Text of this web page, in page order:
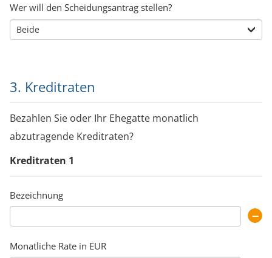
Wer will den Scheidungsantrag stellen?
3. Kreditraten
Bezahlen Sie oder Ihr Ehegatte monatlich
abzutragende Kreditraten?
Kreditraten 1
Bezeichnung
Monatliche Rate in EUR